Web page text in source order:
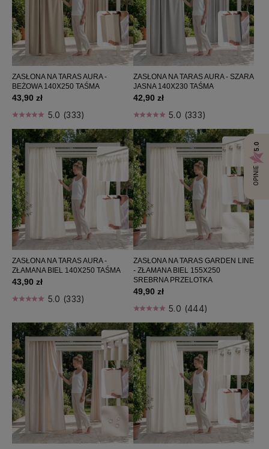
ZASŁONA NA TARAS AURA -
BEŻOWA 140X250 TAŚMA
43,90 zł
5.0 (333)
ZASŁONA NA TARAS AURA - SZARA
JASNA 140X230 TAŚMA
42,90 zł
5.0 (333)
ZASŁONA NA TARAS AURA -
ZŁAMANA BIEL 140X250 TAŚMA
43,90 zł
5.0 (333)
ZASŁONA NA TARAS GARDEN LINE
- ZŁAMANA BIEL 155X250
SREBRNA PRZELOTKA
49,90 zł
5.0 (444)
OPINIE
5.0